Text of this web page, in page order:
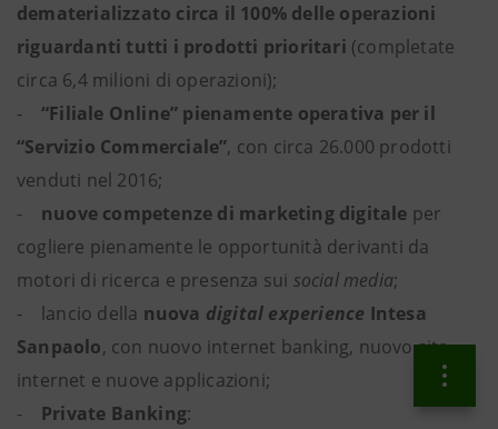
dematerializzato circa il 100% delle operazioni
riguardanti tutti i prodotti prioritari (completate
circa 6,4 milioni di operazioni);
- “Filiale Online” pienamente operativa per il
“Servizio Commerciale”, con circa 26.000 prodotti
venduti nel 2016;
- nuove competenze di marketing digitale per
cogliere pienamente le opportunità derivanti da
motori di ricerca e presenza sui social media;
- lancio della nuova digital experience Intesa
Sanpaolo, con nuovo internet banking, nuovo sito
internet e nuove applicazioni;
- Private Banking: